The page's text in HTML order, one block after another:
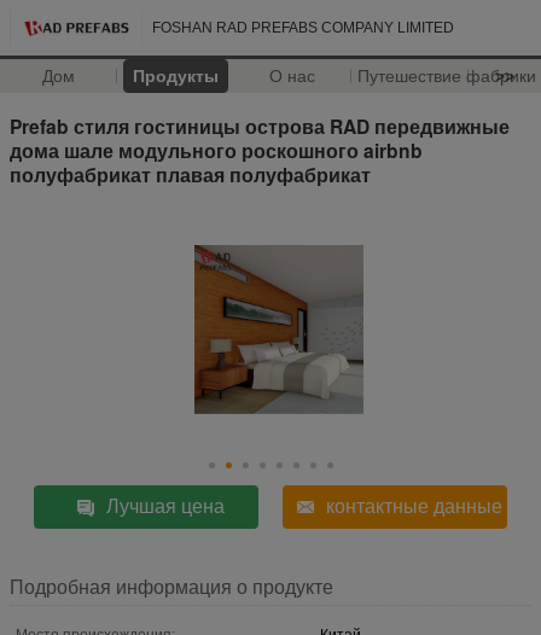
FOSHAN RAD PREFABS COMPANY LIMITED
Дом Продукты О нас Путешествие фабрики
>>
Prefab стиля гостиницы острова RAD передвижные
дома шале модульного роскошного airbnb
полуфабрикат плавая полуфабрикат
Лучшая цена контактные данные
Подробная информация о продукте